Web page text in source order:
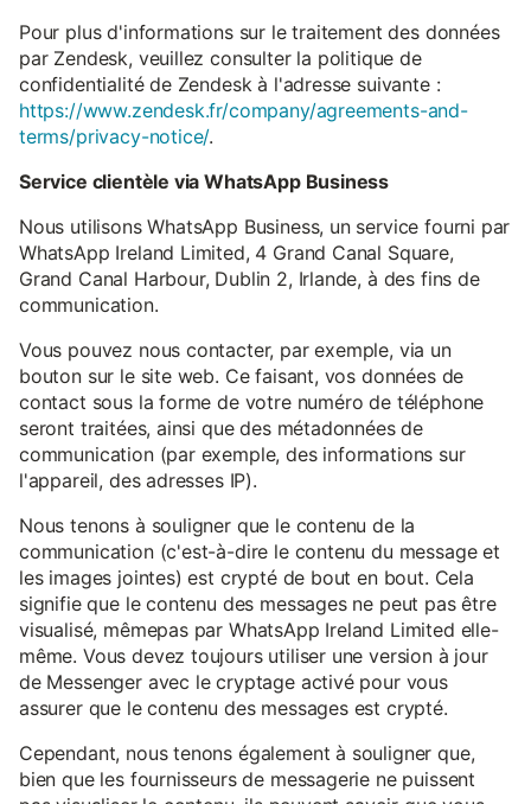
Pour plus d'informations sur le traitement des données
par Zendesk, veuillez consulter la politique de
confidentialité de Zendesk à l'adresse suivante :
https://www.zendesk.fr/company/agreements-and-
terms/privacy-notice/.
Service clientèle via WhatsApp Business
Nous utilisons WhatsApp Business, un service fourni par
WhatsApp Ireland Limited, 4 Grand Canal Square,
Grand Canal Harbour, Dublin 2, Irlande, à des fins de
communication.
Vous pouvez nous contacter, par exemple, via un
bouton sur le site web. Ce faisant, vos données de
contact sous la forme de votre numéro de téléphone
seront traitées, ainsi que des métadonnées de
communication (par exemple, des informations sur
l'appareil, des adresses IP).
Nous tenons à souligner que le contenu de la
communication (c'est-à-dire le contenu du message et
les images jointes) est crypté de bout en bout. Cela
signifie que le contenu des messages ne peut pas être
visualisé, mêmepas par WhatsApp Ireland Limited elle-
même. Vous devez toujours utiliser une version à jour
de Messenger avec le cryptage activé pour vous
assurer que le contenu des messages est crypté.
Cependant, nous tenons également à souligner que,
bien que les fournisseurs de messagerie ne puissent